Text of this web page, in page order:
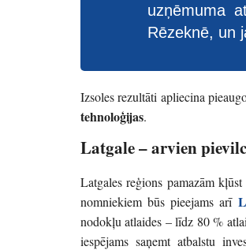
uzņēmuma
Rēzeknē, un
Izsoles rezultāti apliecina
tehnoloģijas.
Latgale – arvien
Latgales reģions pamazām
nomniekiem būs pieejams arī
nodokļu atlaides – līdz 80 %
iespējams saņemt atbalstu